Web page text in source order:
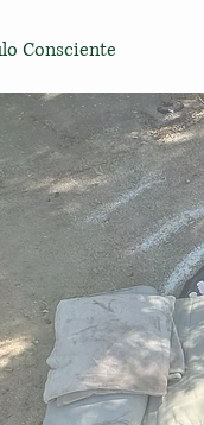
Consciente